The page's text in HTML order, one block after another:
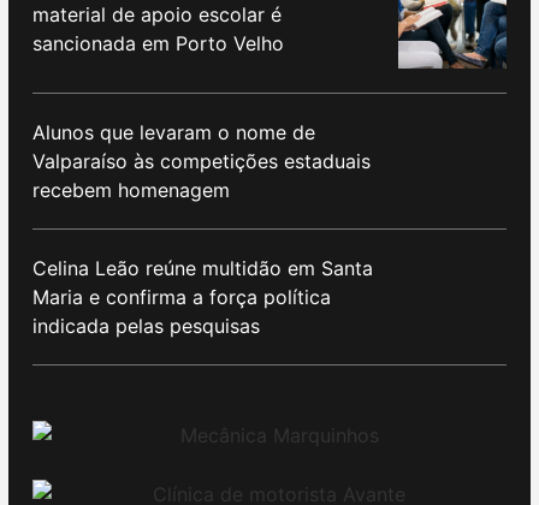
material de apoio escolar é
sancionada em Porto Velho
Alunos que levaram o nome de
Valparaíso às competições estaduais
recebem homenagem
Celina Leão reúne multidão em Santa
Maria e confirma a força política
indicada pelas pesquisas